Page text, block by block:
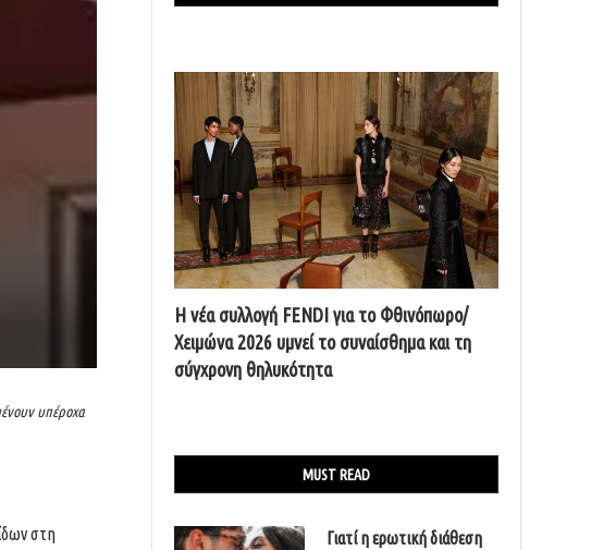
υπέροχα
στη
Η νέα συλλογή FENDI για το Φθινόπωρο/
Χειμώνα 2026 υμνεί το συναίσθημα και τη
σύγχρονη θηλυκότητα
MUST READ
Γιατί η ερωτική διάθεση